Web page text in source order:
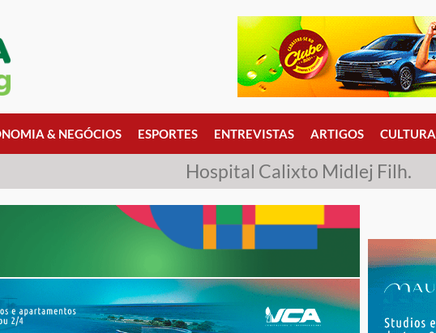
& NEGÓCIOS ESPORTES ENTREVISTAS ARTIGOS CULTURA
Hospital Calixto Midlej Filh.